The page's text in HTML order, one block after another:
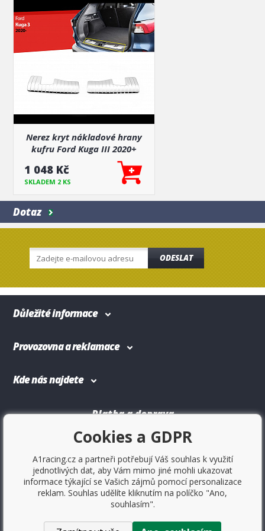
Nerez kryt nákladové hrany
kufru Ford Kuga III 2020+
1 048 Kč
SKLADEM 2 KS
Dotaz
ODESLAT
Důležité informace
Provozovna a reklamace
Kde nás najdete
Platba a doprava
Cookies a GDPR
A1racing.cz a partneři potřebují Váš souhlas k využití
jednotlivých dat, aby Vám mimo jiné mohli ukazovat
informace týkající se Vašich zájmů pomocí personalizace
reklam. Souhlas udělíte kliknutím na políčko "Ano,
souhlasím".